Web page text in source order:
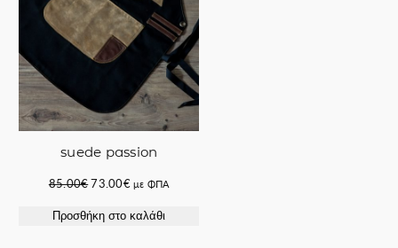
suede passion
85.00€Original
was:
73.00€Η
τιμή
με ΦΠΑ
Προσθήκη στο καλάθι